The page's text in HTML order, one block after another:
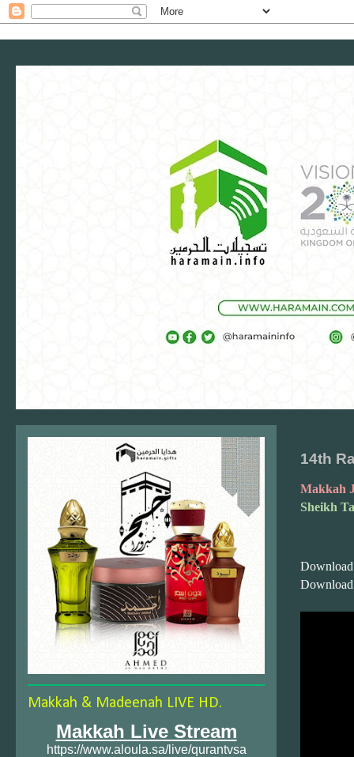
14th
Makkah
Sheikh
Makkah & Madeenah LIVE HD.
Makkah Live Stream
https://www.aloula.sa/live/qurantvsa